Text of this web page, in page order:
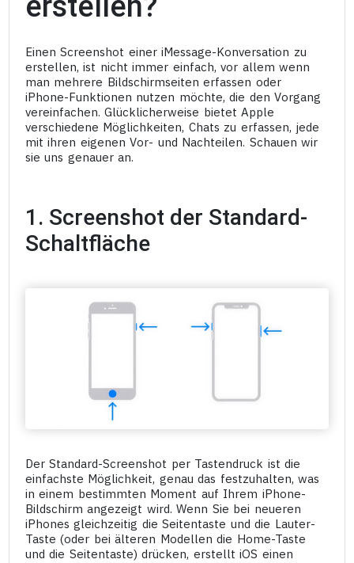
Einen Screenshot einer iMessage-Konversation zu
erstellen, ist nicht immer einfach, vor allem wenn
man mehrere Bildschirmseiten erfassen oder
iPhone-Funktionen nutzen möchte, die den Vorgang
vereinfachen. Glücklicherweise bietet Apple
verschiedene Möglichkeiten, Chats zu erfassen, jede
mit ihren eigenen Vor- und Nachteilen. Schauen wir
sie uns genauer an.
1. Screenshot der Standard-
Schaltfläche
Der Standard-Screenshot per Tastendruck ist die
einfachste Möglichkeit, genau das festzuhalten, was
in einem bestimmten Moment auf Ihrem iPhone-
Bildschirm angezeigt wird. Wenn Sie bei neueren
iPhones gleichzeitig die Seitentaste und die Lauter-
Taste (oder bei älteren Modellen die Home-Taste
und die Seitentaste) drücken, erstellt iOS einen